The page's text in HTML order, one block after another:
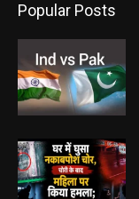
Popular Posts